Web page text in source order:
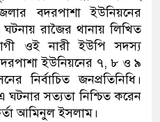
বদরপাশা ইউনিয়নের
ঘটনায় রাজৈর থানায় লিখিত
ওই নারী ইউপি সদস্য
ইউনিয়নের ৭, ৮ ও ৯
নির্বাচিত জনপ্রতিনিধি।
ঘটনার সত্যতা নিশ্চিত করেন
আমিনুল ইসলাম।